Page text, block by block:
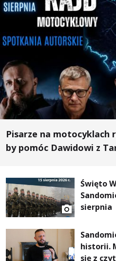
Pisarze na motocyklach
by pomóc Dawidowi z
Święto
sierpnia
historii.
się z